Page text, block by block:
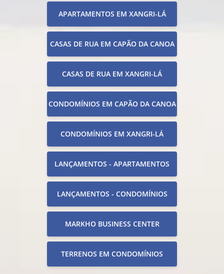
APARTAMENTOS EM XANGRI-LÁ
CASAS DE RUA EM CAPÃO DA CANOA
CASAS DE RUA EM XANGRI-LÁ
CONDOMÍNIOS EM CAPÃO DA CANOA
CONDOMÍNIOS EM XANGRI-LÁ
LANÇAMENTOS - APARTAMENTOS
LANÇAMENTOS - CONDOMÍNIOS
MARKHO BUSINESS CENTER
TERRENOS EM CONDOMÍNIOS